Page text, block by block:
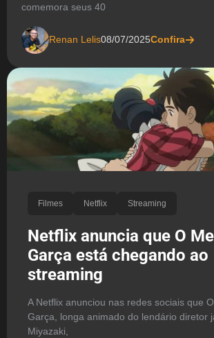
comemora seus 40
Renan Lelis08/07/2025Confira
Filmes Netflix Streaming
Netflix anuncia que O
Garça está chegando ao
streaming
A Netflix anunciou nas redes sociais que
Garça, longa animado do lendário diretor
Miyazaki,